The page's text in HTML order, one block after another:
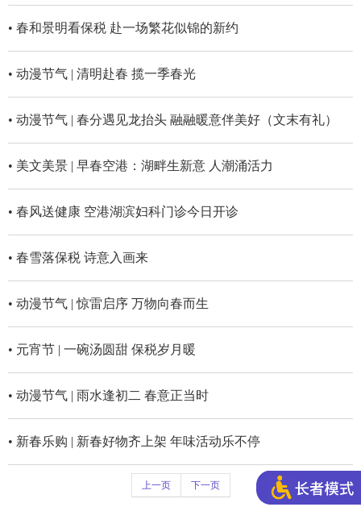
• 春和景明看保税 赴一场繁花似锦的新约
• 动漫节气 | 清明赴春 揽一季春光
• 动漫节气 | 春分遇见龙抬头 融融暖意伴美好（文末有礼）
• 美文美景 | 早春空港：湖畔生新意 人潮涌活力
• 春风送健康 空港湖滨妇科门诊今日开诊
• 春雪落保税 诗意入画来
• 动漫节气 | 惊雷启序 万物向春而生
• 元宵节 | 一碗汤圆甜 保税岁月暖
• 动漫节气 | 雨水逢初二 春意正当时
• 新春乐购 | 新春好物齐上架 年味活动乐不停
上一页 下一页